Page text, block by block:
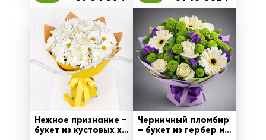
Нежное признание –
букет из кустовых хр
Черничный пломбир
– букет из гербер и к